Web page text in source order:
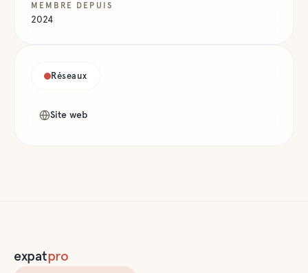
MEMBRE DEPUIS
2024
Réseaux
Site web
expatpro